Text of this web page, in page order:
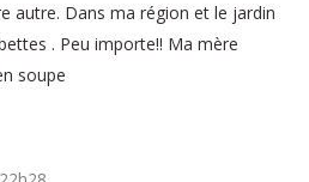
autre. Dans ma région et le jardin
. Peu importe!! Ma mère
soupe